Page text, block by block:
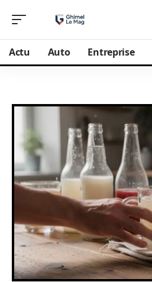
Actu Auto Entreprise